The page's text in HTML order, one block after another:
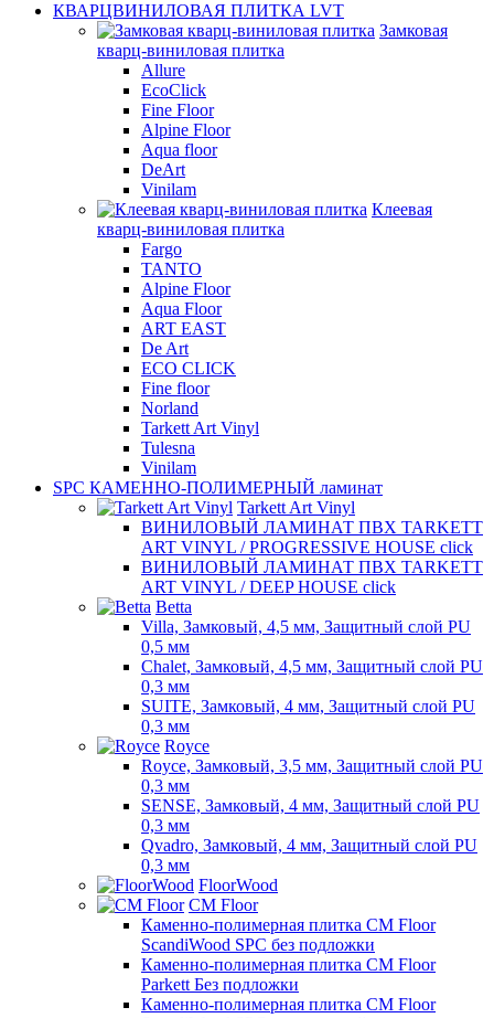
КВАРЦВИНИЛОВАЯ ПЛИТКА LVT
Замковая
кварц-виниловая плитка
Allure
EcoClick
Fine Floor
Alpine Floor
Aqua floor
DeArt
Vinilam
Клеевая
кварц-виниловая плитка
Fargo
TANTO
Alpine Floor
Aqua Floor
ART EAST
De Art
ECO CLICK
Fine floor
Norland
Tarkett Art Vinyl
Tulesna
Vinilam
SPC КАМЕННО-ПОЛИМЕРНЫЙ ламинат
Tarkett Art Vinyl
ВИНИЛОВЫЙ ЛАМИНАТ ПВХ TARKETT
ART VINYL / PROGRESSIVE HOUSE click
ВИНИЛОВЫЙ ЛАМИНАТ ПВХ TARKETT
ART VINYL / DEEP HOUSE click
Betta
Villa, Замковый, 4,5 мм, Защитный слой PU
0,5 мм
Chalet, Замковый, 4,5 мм, Защитный слой PU
0,3 мм
SUITE, Замковый, 4 мм, Защитный слой PU
0,3 мм
Royce
Royce, Замковый, 3,5 мм, Защитный слой PU
0,3 мм
SENSE, Замковый, 4 мм, Защитный слой PU
0,3 мм
Qvadro, Замковый, 4 мм, Защитный слой PU
0,3 мм
FloorWood
CM Floor
Каменно-полимерная плитка CM Floor
ScandiWood SPC без подложки
Каменно-полимерная плитка CM Floor
Parkett Без подложки
Каменно-полимерная плитка CM Floor